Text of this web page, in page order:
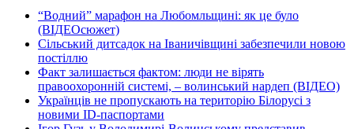
“Водний” марафон на Любомльщині: як це було
(ВІДЕОсюжет)
Сільський дитсадок на Іваничівщині забезпечили новою
постіллю
Факт залишається фактом: люди не вірять
правоохоронній системі, – волинський нардеп (ВІДЕО)
Українців не пропускають на територію Білорусі з
новими ID-паспортами